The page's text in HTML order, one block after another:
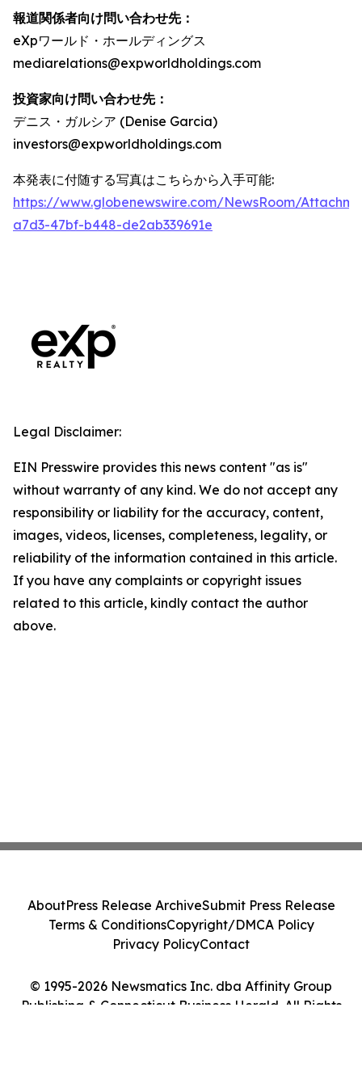
報道関係者向け問い合わせ先：
eXpワールド・ホールディングス
mediarelations@expworldholdings.com
投資家向け問い合わせ先：
デニス・ガルシア (Denise Garcia)
investors@expworldholdings.com
本発表に付随する写真はこちらから入手可能:
https://www.globenewswire.com/NewsRoom/
a7d3-47bf-b448-de2ab339691e
Legal Disclaimer:
EIN Presswire provides this news content "as is"
without warranty of any kind. We do not accept any
responsibility or liability for the accuracy, content,
images, videos, licenses, completeness, legality, or
reliability of the information contained in this article.
If you have any complaints or copyright issues
related to this article, kindly contact the author
above.
© 1995-2026 Newsmatics Inc. dba Affinity Group
Publishing & Connecticut Business Herald. All Rights
AboutPress Release ArchiveSubmit Press Release
Terms & ConditionsCopyright/DMCA Policy
Privacy PolicyContact